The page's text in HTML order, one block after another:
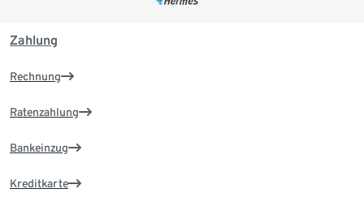
Zahlung
Rechnung
Ratenzahlung
Bankeinzug
Kreditkarte